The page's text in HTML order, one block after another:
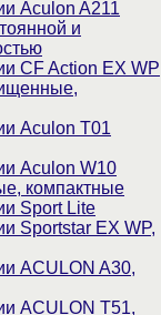
Aculon A211
и
СF Action EX WP
Aculon T01
Aculon W10
компактные
Sport Lite
Sportstar EX WP,
ACULON A30,
ACULON Т51,